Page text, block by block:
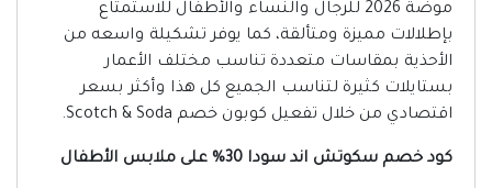
موضة 2026 للرجال والنساء والأطفال للاستمتاع
بإطلالات مميزة ومتألقة، كما يوفر تشكيلة واسعه من
الأحذية بمقاسات متعددة تناسب مختلف الأعمار
بستايلات كثيرة لتناسب الجميع كل هذا وأكثر بسعر
اقتصادي من خلال تفعيل كوبون خصم Scotch & Soda.
كود خصم سكوتش اند سودا 30% على ملابس الأطفال